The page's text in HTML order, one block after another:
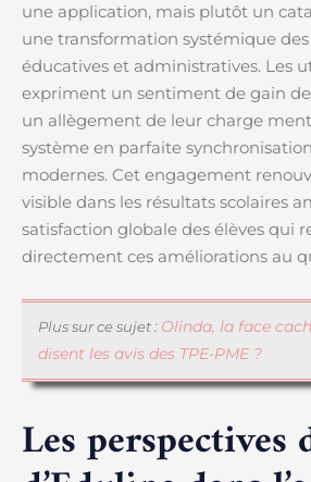
une application, mais plutôt un
une transformation systémique
éducatives et administratives. Les
expriment un sentiment de gain
un allègement de leur charge
système en parfaite
modernes. Cet engagement
visible dans les résultats scolaires
satisfaction globale des élèves qui
directement ces améliorations au
Plus sur ce sujet : Olinda, la face
disent les avis des TPE-PME ?
Les perspectives